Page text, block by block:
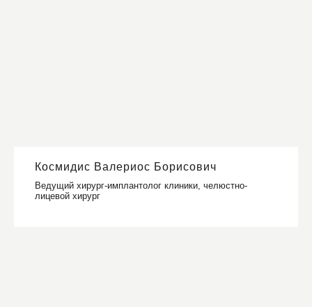
Космидис Валериос Борисович
Ведущий хирург-имплантолог клиники, челюстно-
лицевой хирург